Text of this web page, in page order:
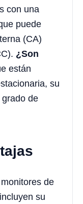
con una
puede
(CA)
¿Son
están
su
de
de
su